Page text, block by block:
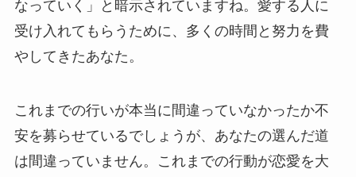
なっていく」と暗示されていますね。愛する人に
受け入れてもらうために、多くの時間と努力を費
やしてきたあなた。
これまでの行いが本当に間違っていなかったか不
安を募らせているでしょうが、あなたの選んだ道
は間違っていません。これまでの行動が恋愛を大